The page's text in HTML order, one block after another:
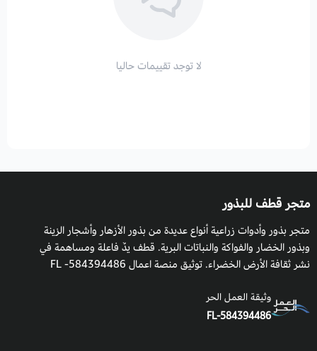
لا توجد تقييمات حاليا
متجر قطف للبذور
متجر بذور وأدوات زراعية أنواع عديدة من بذور الأزهار وأشجار الزينة
وبذور الخضار والفواكة والنباتات البرية. قطف يدٌ فاعلة ومساهمة في
نشر ثقافة الأرض الخضراء. توثيق منصة اعمال 584394486- FL
وثيقة العمل الحر
FL-584394486